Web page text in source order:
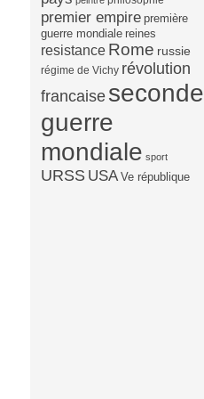
premier empire première
guerre mondiale reines
resistance Rome russie
régime de Vichy révolution
francaise seconde
guerre
mondiale sport
URSS USA Ve république